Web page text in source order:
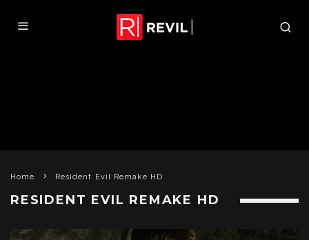
Home Resident Evil Remake HD
RESIDENT EVIL REMAKE HD